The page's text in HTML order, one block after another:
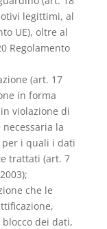
legittimi, al
UE), oltre al
Regolamento
(art. 17
in forma
violazione di
la
per i quali i dati
trattati (art. 7
che le
dei dati,